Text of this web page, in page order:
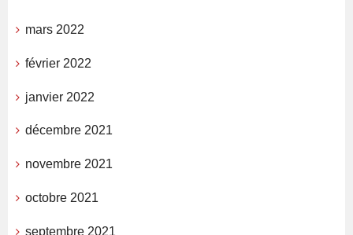
mars 2022
février 2022
janvier 2022
décembre 2021
novembre 2021
octobre 2021
septembre 2021